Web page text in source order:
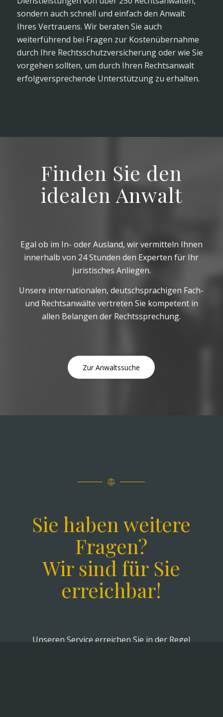
sondern auch schnell und einfach den Anwalt
Ihres Vertrauens. Wir beraten Sie auch
weiterführend bei Fragen zur Kostenübernahme
durch Ihre Rechtsschutzversicherung oder wie Sie
vorgehen sollten, um durch Ihren Rechtsanwalt
erfolgversprechende Unterstützung zu erhalten.
Finden Sie den
idealen Anwalt
Egal ob im In- oder Ausland, wir vermitteln Ihnen
innerhalb von 24 Stunden den Experten für Ihr
juristisches Anliegen.
Unsere internationalen, deutschsprachigen Fach-
und Rechtsanwälte vertreten Sie kompetent in
allen Belangen der Rechtssprechung.
Zur Anwaltssuche
Sie haben weitere
Fragen?
Wir sind für Sie
erreichbar!
Unseren Service erreichen Sie in der Regel